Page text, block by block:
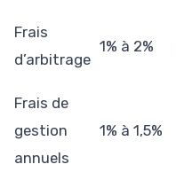
Frais
d’arbitrage
1% à 2%
Frais de
gestion
annuels
1% à 1,5%